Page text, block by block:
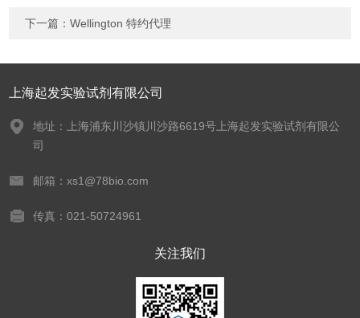
下一篇：Wellington 特约代理
上海起发实验试剂有限公司
地址：上海浦东川沙镇川沙路6619号上海起发实验试剂有限公
司
邮箱：xs1@78bio.com
传真：021-50724961
关注我们